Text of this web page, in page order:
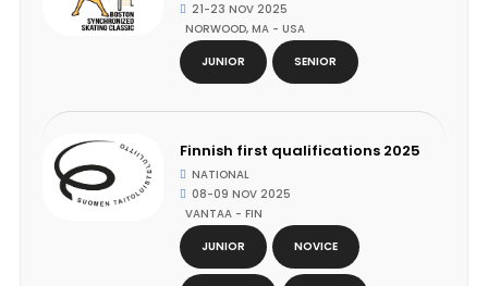
21-23 NOV 2025
NORWOOD, MA - USA
JUNIOR
SENIOR
Finnish first qualifications 2025
NATIONAL
08-09 NOV 2025
VANTAA - FIN
JUNIOR
NOVICE